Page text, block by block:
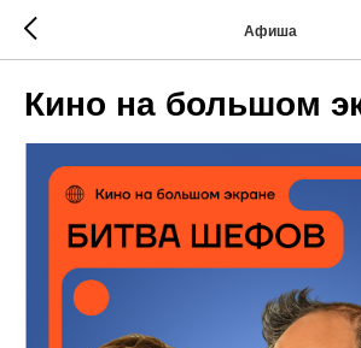
Афиша
Кино на большом